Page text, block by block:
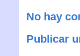
No hay
Publicar